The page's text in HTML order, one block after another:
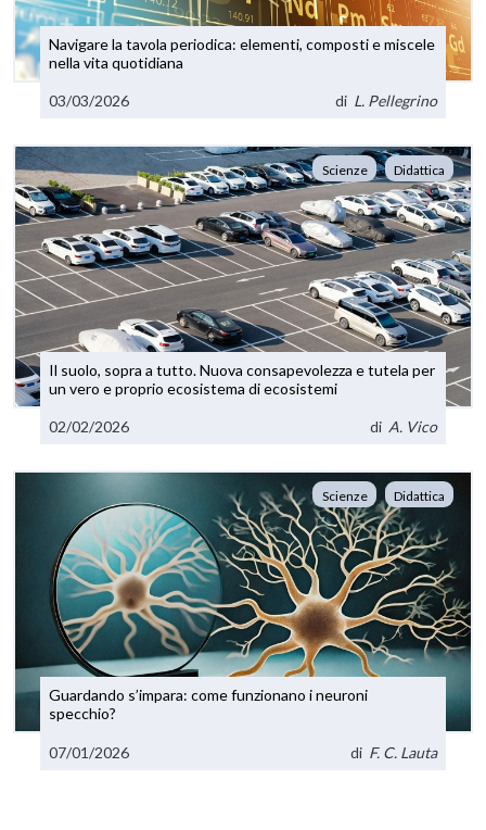
Navigare la tavola periodica: elementi, composti e miscele
nella vita quotidiana
03/03/2026 di L. Pellegrino
Scienze Didattica
Il suolo, sopra a tutto. Nuova consapevolezza e tutela per
un vero e proprio ecosistema di ecosistemi
02/02/2026 di A. Vico
Scienze Didattica
Guardando s’impara: come funzionano i neuroni
specchio?
07/01/2026 di F. C. Lauta